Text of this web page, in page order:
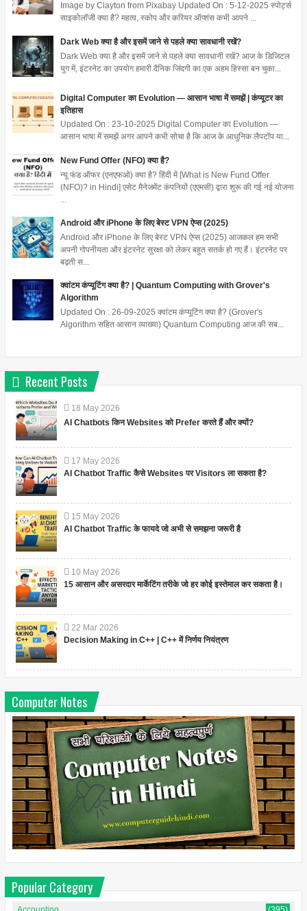
Image by Clayton from Pixabay Updated On : 5-12-2025 स्पोर्ट्स
साइकोलॉजी क्या है? महत्व, स्कोप और करियर ऑप्शंस कभी आपने ...
Dark Web क्या है और इसमें जाने से पहले क्या सावधानी रखें?
Dark Web क्या है और इसमें जाने से पहले क्या सावधानी रखें? आज के डिजिटल
युग में, इंटरनेट का उपयोग हमारी दैनिक जिंदगी का एक अहम हिस्सा बन चुका...
Digital Computer का Evolution — आसान भाषा में समझें | कंप्यूटर का
इतिहास
Updated On : 23-10-2025 Digital Computer का Evolution —
आसान भाषा में समझें अगर आपने कभी सोचा है कि आज के आधुनिक लैपटॉप या...
New Fund Offer (NFO) क्या है?
न्यू फंड ऑफर (एनएफओ) क्या है? हिंदी में [What is New Fund Offer
(NFO)? in Hindi] एसेट मैनेजमेंट कंपनियों (एएमसी) द्वारा शुरू की गई नई योजना
Android और iPhone के लिए बेस्ट VPN ऐप्स (2025)
Android और iPhone के लिए बेस्ट VPN ऐप्स (2025) आजकल हम सभी
अपनी गोपनीयता और इंटरनेट सुरक्षा को लेकर बहुत सतर्क हो गए हैं। इंटरनेट पर
बढ़ती स...
क्वांटम कंप्यूटिंग क्या है? | Quantum Computing with Grover's
Algorithm
Updated On : 26-09-2025 क्वांटम कंप्यूटिंग क्या है? (Grover's
Algorithm सहित आसान व्याख्या) Quantum Computing आज की सब...
Recent Posts
18 May 2026
AI Chatbots किन Websites को Prefer करते हैं और क्यों?
17 May 2026
AI Chatbot Traffic कैसे Websites पर Visitors ला सकता है?
15 May 2026
AI Chatbot Traffic के फायदे जो अभी से समझना जरूरी है
10 May 2026
15 आसान और असरदार मार्केटिंग तरीके जो हर कोई इस्तेमाल कर सकता है।
22 Mar 2026
Decision Making in C++ | C++ में निर्णय नियंत्रण
Computer Notes
Popular Category